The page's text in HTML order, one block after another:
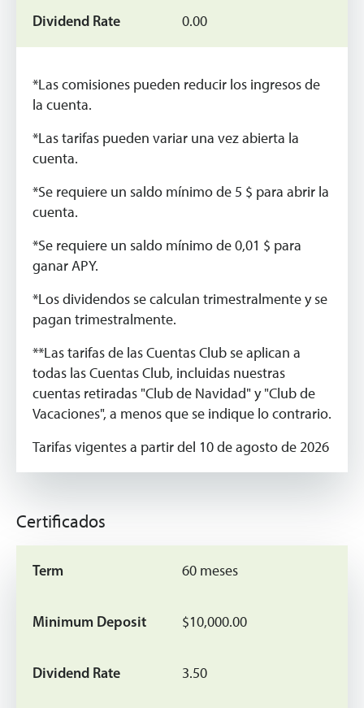
0.00
*Las comisiones pueden reducir los ingresos de
la cuenta.
*Las tarifas pueden variar una vez abierta la
cuenta.
*Se requiere un saldo mínimo de 5 $ para abrir la
cuenta.
*Se requiere un saldo mínimo de 0,01 $ para
ganar APY.
*Los dividendos se calculan trimestralmente y se
pagan trimestralmente.
**Las tarifas de las Cuentas Club se aplican a
todas las Cuentas Club, incluidas nuestras
cuentas retiradas "Club de Navidad" y "Club de
Vacaciones", a menos que se indique lo contrario.
Tarifas vigentes a partir del 10 de agosto de 2026
Certificados
60 meses
$10,000.00
3.50